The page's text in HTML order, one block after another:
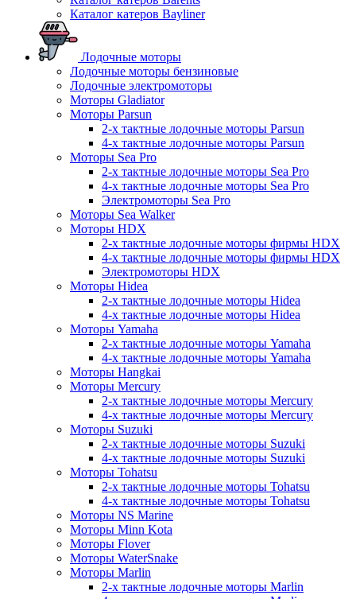
Каталог катеров Bayliner
Лодочные моторы
Лодочные моторы бензиновые
Лодочные электромоторы
Моторы Gladiator
Моторы Parsun
2-х тактные лодочные моторы Parsun
4-х тактные лодочные моторы Parsun
Моторы Sea Pro
2-х тактные лодочные моторы Sea Pro
4-х тактные лодочные моторы Sea Pro
Электромоторы Sea Pro
Моторы Sea Walker
Моторы HDX
2-х тактные лодочные моторы фирмы HDX
4-х тактные лодочные моторы фирмы HDX
Электромоторы HDX
Моторы Hidea
2-х тактные лодочные моторы Hidea
4-х тактные лодочные моторы Hidea
Моторы Yamaha
2-х тактные лодочные моторы Yamaha
4-х тактные лодочные моторы Yamaha
Моторы Hangkai
Моторы Mercury
2-х тактные лодочные моторы Mercury
4-х тактные лодочные моторы Mercury
Моторы Suzuki
2-х тактные лодочные моторы Suzuki
4-х тактные лодочные моторы Suzuki
Моторы Tohatsu
2-х тактные лодочные моторы Tohatsu
4-х тактные лодочные моторы Tohatsu
Моторы NS Marine
Моторы Minn Kota
Моторы Flover
Моторы WaterSnake
Моторы Marlin
2-х тактные лодочные моторы Marlin